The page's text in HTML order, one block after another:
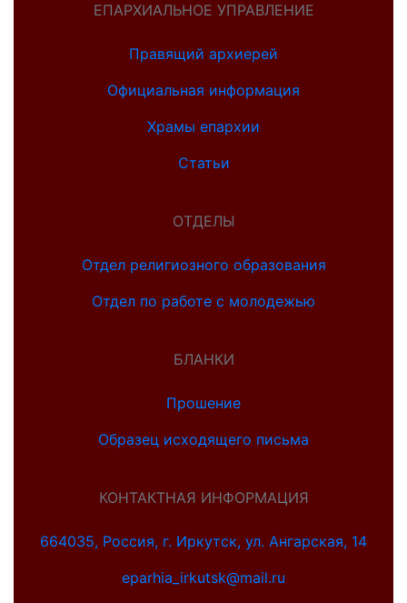
ЕПАРХИАЛЬНОЕ УПРАВЛЕНИЕ
Правящий архиерей
Официальная информация
Храмы епархии
Статьи
ОТДЕЛЫ
Отдел религиозного образования
Отдел по работе с молодежью
БЛАНКИ
Прошение
Образец исходящего письма
КОНТАКТНАЯ ИНФОРМАЦИЯ
664035, Россия, г. Иркутск, ул. Ангарская, 14
eparhia_irkutsk@mail.ru